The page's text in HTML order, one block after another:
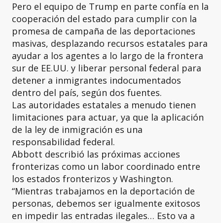
Pero el equipo de Trump en parte confía en la
cooperación del estado para cumplir con la
promesa de campaña de las deportaciones
masivas, desplazando recursos estatales para
ayudar a los agentes a lo largo de la frontera
sur de EE.UU. y liberar personal federal para
detener a inmigrantes indocumentados
dentro del país, según dos fuentes.
Las autoridades estatales a menudo tienen
limitaciones para actuar, ya que la aplicación
de la ley de inmigración es una
responsabilidad federal.
Abbott describió las próximas acciones
fronterizas como un labor coordinado entre
los estados fronterizos y Washington.
“Mientras trabajamos en la deportación de
personas, debemos ser igualmente exitosos
en impedir las entradas ilegales… Esto va a